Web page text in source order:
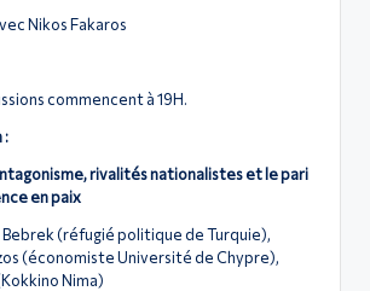
Nikos Fakaros
commencent à 19H.
:
rivalités nationalistes et le pari
en paix
Bebrek (réfugié politique de Turquie),
(économiste Université de Chypre),
Nima)